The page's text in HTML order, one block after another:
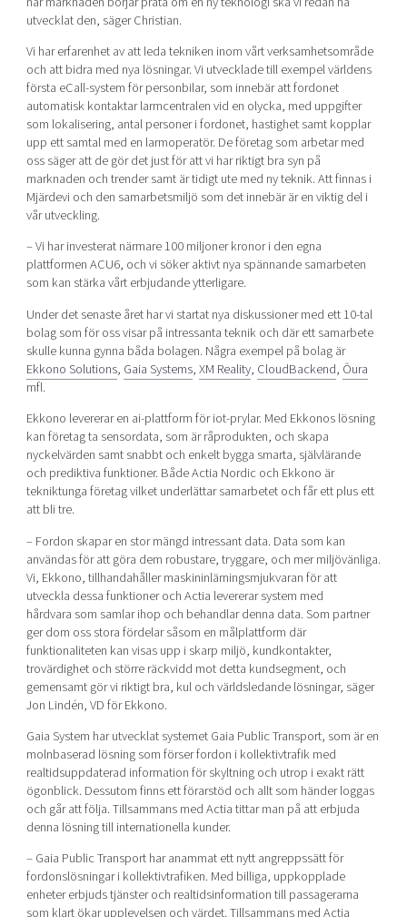
utvecklat den, säger Christian.
Vi har erfarenhet av att leda tekniken inom vårt verksamhetsområde
och att bidra med nya lösningar. Vi utvecklade till exempel världens
första eCall-system för personbilar, som innebär att fordonet
automatisk kontaktar larmcentralen vid en olycka, med uppgifter
som lokalisering, antal personer i fordonet, hastighet samt kopplar
upp ett samtal med en larmoperatör. De företag som arbetar med
oss säger att de gör det just för att vi har riktigt bra syn på
marknaden och trender samt är tidigt ute med ny teknik. Att finnas i
Mjärdevi och den samarbetsmiljö som det innebär är en viktig del i
vår utveckling.
– Vi har investerat närmare 100 miljoner kronor i den egna
plattformen ACU6, och vi söker aktivt nya spännande samarbeten
som kan stärka vårt erbjudande ytterligare.
Under det senaste året har vi startat nya diskussioner med ett 10-tal
bolag som för oss visar på intressanta teknik och där ett samarbete
skulle kunna gynna båda bolagen. Några exempel på bolag är
Ekkono Solutions, Gaia Systems,XM Reality, CloudBackend, Ōura
mfl.
Ekkono levererar en ai-plattform för iot-prylar. Med Ekkonos lösning
kan företag ta sensordata, som är råprodukten, och skapa
nyckelvärden samt snabbt och enkelt bygga smarta, självlärande
och prediktiva funktioner. Både Actia Nordic och Ekkono är
tekniktunga företag vilket underlättar samarbetet och får ett plus ett
att bli tre.
– Fordon skapar en stor mängd intressant data. Data som kan
användas för att göra dem robustare, tryggare, och mer miljövänliga.
Vi, Ekkono, tillhandahåller maskininlärningsmjukvaran för att
utveckla dessa funktioner och Actia levererar system med
hårdvara som samlar ihop och behandlar denna data. Som partner
ger dom oss stora fördelar såsom en målplattform där
funktionaliteten kan visas upp i skarp miljö, kundkontakter,
trovärdighet och större räckvidd mot detta kundsegment, och
gemensamt gör vi riktigt bra, kul och världsledande lösningar, säger
Jon Lindén, VD för Ekkono.
Gaia System har utvecklat systemet Gaia Public Transport, som är en
molnbaserad lösning som förser fordon i kollektivtrafik med
realtidsuppdaterad information för skyltning och utrop i exakt rätt
ögonblick. Dessutom finns ett förarstöd och allt som händer loggas
och går att följa. Tillsammans med Actia tittar man på att erbjuda
denna lösning till internationella kunder.
– Gaia Public Transport har anammat ett nytt angreppssätt för
fordonslösningar i kollektivtrafiken. Med billiga, uppkopplade
enheter erbjuds tjänster och realtidsinformation till passagerarna